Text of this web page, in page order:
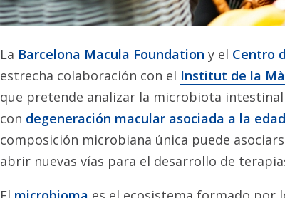
La Barcelona Macula Foundation y el Centro
estrecha colaboración con el Institut de la
que pretende analizar la microbiota
con degeneración macular asociada a la
composición microbiana única puede
abrir nuevas vías para el desarrollo de